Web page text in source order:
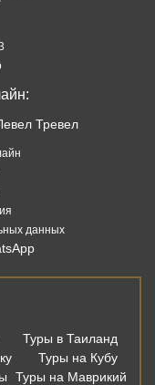
Тревел
данных
Туры в Таиланд
Туры на Кубу
Туры на Маврикий